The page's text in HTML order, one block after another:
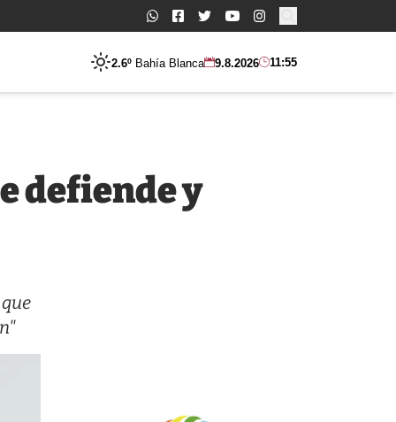
Buscar:
2.6º Bahía Blanca 9.8.2026 11:55
defiende y